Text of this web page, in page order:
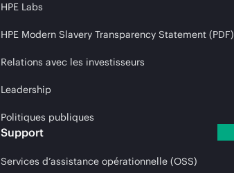
HPE Labs
HPE Modern Slavery Transparency Statement (PDF)
Relations avec les investisseurs
Leadership
Politiques publiques
Support
Services d’assistance opérationnelle (OSS)